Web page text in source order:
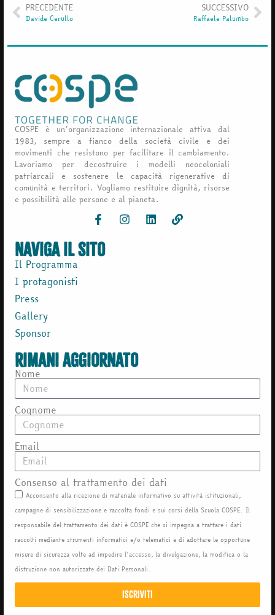
PRECEDENTE
Davide Cerullo
SUCCESSIVO
Raffaele Palumbo
COSPE è un’organizzazione internazionale attiva dal
1983, sempre a fianco della società civile e dei
movimenti che resistono per facilitare il cambiamento.
Lavoriamo per decostruire i modelli neocoloniali
patriarcali e sostenere le capacità rigenerative di
comunità e territori. Vogliamo restituire dignità, risorse
e possibilità alle persone e al pianeta.
naviga il sito
Il Programma
I protagonisti
Press
Gallery
Sponsor
rimani aggiornato
Nome
Cognome
Email
Consenso al trattamento dei dati
Acconsento alla ricezione di materiale informativo su attività istituzionali,
campagne di sensibilizzazione e raccolta fondi e sui corsi della Scuola COSPE. Il
responsabile del trattamento dei dati è COSPE che si impegna a trattare i dati
raccolti mediante strumenti informatici e/o telematici e di adottare le opportune
misure di sicurezza volte ad impedire l’accesso, la divulgazione, la modifica o la
distruzione non autorizzate dei Dati Personali.
Iscriviti